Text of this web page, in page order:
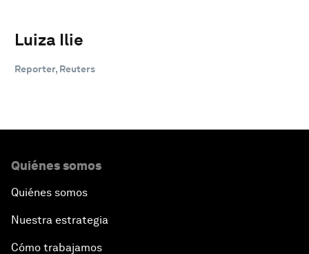
Luiza Ilie
Reporter, Reuters
Quiénes somos
Quiénes somos
Nuestra estrategia
Cómo trabajamos